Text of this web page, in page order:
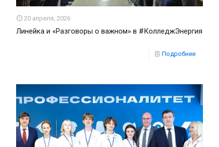
20 апреля, 2026
Линейка и «Разговоры о важном» в #КолледжЭнергия
Подробнее